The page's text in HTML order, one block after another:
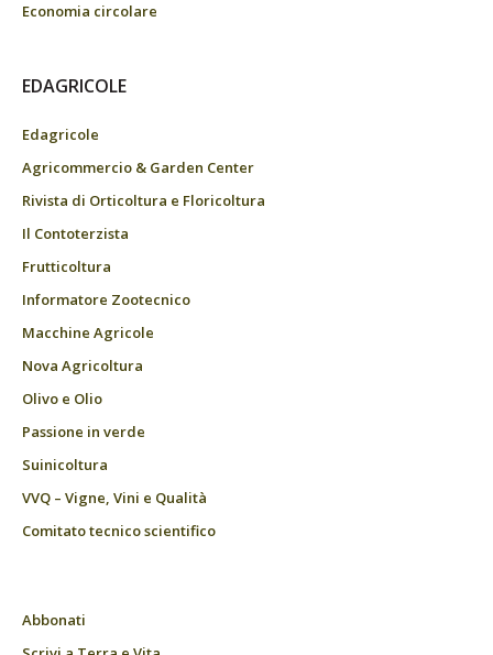
Economia circolare
EDAGRICOLE
Edagricole
Agricommercio & Garden Center
Rivista di Orticoltura e Floricoltura
Il Contoterzista
Frutticoltura
Informatore Zootecnico
Macchine Agricole
Nova Agricoltura
Olivo e Olio
Passione in verde
Suinicoltura
VVQ – Vigne, Vini e Qualità
Comitato tecnico scientifico
Abbonati